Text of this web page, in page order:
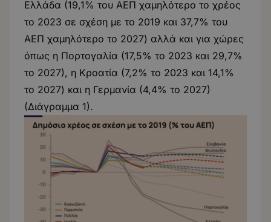
Ελλάδα (19,1% του ΑΕΠ χαμηλότερο το χρέος
το 2023 σε σχέση με το 2019 και 37,7% του
ΑΕΠ χαμηλότερο το 2027) αλλά και για χώρες
όπως η Πορτογαλία (17,5% το 2023 και 29,7%
το 2027), η Κροατία (7,2% το 2023 και 14,1%
το 2027) και η Γερμανία (4,4% το 2027)
(Διάγραμμα 1).